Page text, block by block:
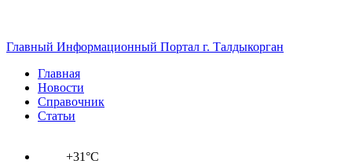
Главный Информационный Портал г. Талдыкорган
Главная
Новости
Справочник
Статьи
+31°C